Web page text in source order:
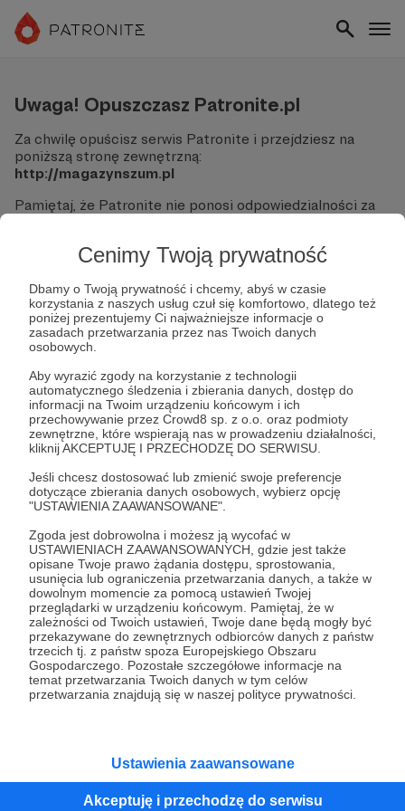
Cenimy Twoją prywatność
Dbamy o Twoją prywatność i chcemy, abyś w czasie
korzystania z naszych usług czuł się komfortowo, dlatego też
poniżej prezentujemy Ci najważniejsze informacje o
zasadach przetwarzania przez nas Twoich danych
osobowych.
Aby wyrazić zgody na korzystanie z technologii
automatycznego śledzenia i zbierania danych, dostęp do
informacji na Twoim urządzeniu końcowym i ich
przechowywanie przez Crowd8 sp. z o.o. oraz podmioty
zewnętrzne, które wspierają nas w prowadzeniu działalności,
kliknij AKCEPTUJĘ I PRZECHODZĘ DO SERWISU.
Jeśli chcesz dostosować lub zmienić swoje preferencje
dotyczące zbierania danych osobowych, wybierz opcję
"USTAWIENIA ZAAWANSOWANE".
Zgoda jest dobrowolna i możesz ją wycofać w
USTAWIENIACH ZAAWANSOWANYCH, gdzie jest także
opisane Twoje prawo żądania dostępu, sprostowania,
usunięcia lub ograniczenia przetwarzania danych, a także w
dowolnym momencie za pomocą ustawień Twojej
przeglądarki w urządzeniu końcowym. Pamiętaj, że w
zależności od Twoich ustawień, Twoje dane będą mogły być
przekazywane do zewnętrznych odbiorców danych z państw
trzecich tj. z państw spoza Europejskiego Obszaru
Gospodarczego. Pozostałe szczegółowe informacje na
temat przetwarzania Twoich danych w tym celów
przetwarzania znajdują się w naszej polityce prywatności.
Ustawienia zaawansowane
Akceptuję i przechodzę do serwisu
Uwaga! Opuszczasz Patronite.pl
Za chwilę opuścisz serwis Patronite i przejdziesz na
poniższą stronę zewnętrzną:
http://magazynszum.pl
Pamiętaj, że Patronite nie ponosi odpowiedzialności za
Nie podawaj swoich danych logowania ani informacji
finansowych na podjerzanych stronach.
Sprawdź dokładnie adres URL, zanim klikniesz przycisk
"Tak, przejdź do strony".
Jeśli masz wątpliwości, wróć do Patronite i zweryfikuj
link.
Czy na pewno chcesz kontynuować?
Tak, przejdź do strony
Kategorie
O Patronite
Dodatkowe produkty
Pomoc
RegulaminPolityka prywatnościPatronite Commons
Unia Europejska